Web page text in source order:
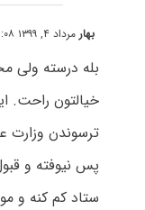
بهار مرداد ۴, ۱۳۹۹ at ۵:۰۸ ب٫ظ
بله درسته ولی
خیالتون راحت.
ترسوندن وزارت
پس نیوفته و
ستاد کم کنه و